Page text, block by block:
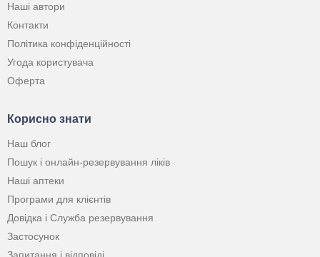
Наші автори
Контакти
Політика конфіденційності
Угода користувача
Оферта
Корисно знати
Наш блог
Пошук і онлайн-резервування ліків
Наші аптеки
Програми для клієнтів
Довідка і Служба резервування
Застосунок